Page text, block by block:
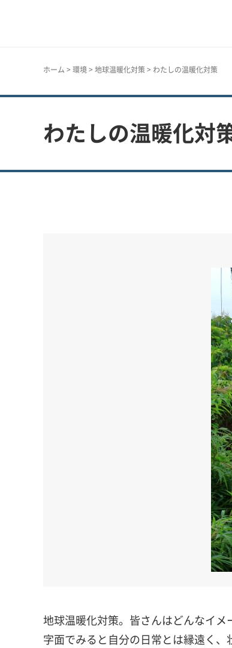
ホーム > 環境> 地球温暖化対策> わたしの温暖化対策
わたしの温暖化対
地球温暖化対策。皆さんはどんなイメ
字面でみると自分の日常とは縁遠く、